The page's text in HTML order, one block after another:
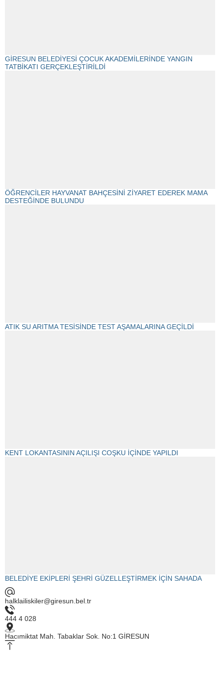
GİRESUN BELEDİYESİ ÇOCUK AKADEMİLERİNDE YANGIN
TATBİKATI GERÇEKLEŞTİRİLDİ
ÖĞRENCİLER HAYVANAT BAHÇESİNİ ZİYARET EDEREK MAMA
DESTEĞİNDE BULUNDU
ATIK SU ARITMA TESİSİNDE TEST AŞAMALARINA GEÇİLDİ
KENT LOKANTASININ AÇILIŞI COŞKU İÇİNDE YAPILDI
BELEDİYE EKİPLERİ ŞEHRİ GÜZELLEŞTİRMEK İÇİN SAHADA
halklailiskiler@giresun.bel.tr
444 4 028
Hacımiktat Mah. Tabaklar Sok. No:1 GİRESUN